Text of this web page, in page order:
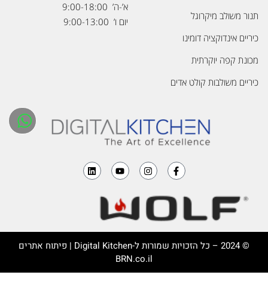
תנור משולב מיקרוגל
כיריים אינדוקציה דומינו
מכונת קפה יוקרתית
כיריים משולבות קולט אדים
א’-ה’ 9:00-18:00
יום ו’ 9:00-13:00
© 2024 – כל הזכויות שמורות ל- Digital Kitchen | פיתוח אתרים
BRN.co.il